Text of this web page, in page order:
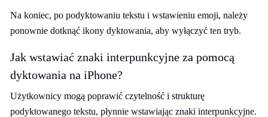
Na koniec, po podyktowaniu tekstu i wstawieniu emoji, należy
ponownie dotknąć ikony dyktowania, aby wyłączyć ten tryb.
Jak wstawiać znaki interpunkcyjne za pomocą
dyktowania na iPhone?
Użytkownicy mogą poprawić czytelność i strukturę
podyktowanego tekstu, płynnie wstawiając znaki interpunkcyjne.